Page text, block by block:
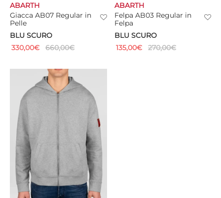
Giacca AB07 Regular in
Pelle
BLU SCURO
ABARTH
330,00€ 660,00€
Felpa AB03 Regular in
Felpa
BLU SCURO
ABARTH
135,00€ 270,00€